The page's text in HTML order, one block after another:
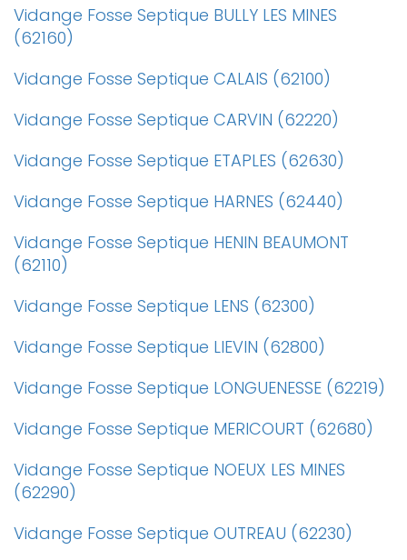
Vidange Fosse Septique BULLY LES MINES
(62160)
Vidange Fosse Septique CALAIS (62100)
Vidange Fosse Septique CARVIN (62220)
Vidange Fosse Septique ETAPLES (62630)
Vidange Fosse Septique HARNES (62440)
Vidange Fosse Septique HENIN BEAUMONT
(62110)
Vidange Fosse Septique LENS (62300)
Vidange Fosse Septique LIEVIN (62800)
Vidange Fosse Septique LONGUENESSE (62219)
Vidange Fosse Septique MERICOURT (62680)
Vidange Fosse Septique NOEUX LES MINES
(62290)
Vidange Fosse Septique OUTREAU (62230)